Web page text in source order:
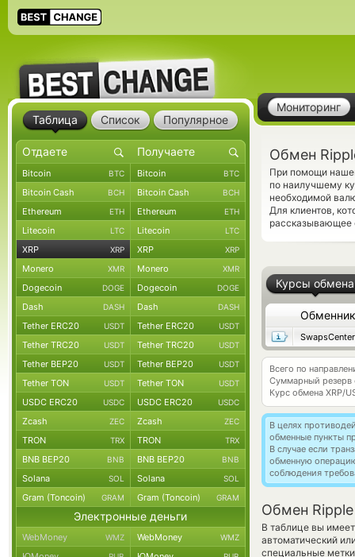
Мониторинг
Обмен
При помощи
по наилучшему
необходимой
Для клиентов,
рассказывающее
Курсы обмена
Обменник
SwapsCenter
Всего по
Суммарный резерв
Курс обмена XRP/
В целях
обменные пункты
В случае если
обменную
соблюдения
Обмен Ripple
В таблице вы
автоматический
специальные
Таблица Список Популярное
Bitcoin BTC Bitcoin BTC
Bitcoin Cash BCH Bitcoin Cash BCH
Ethereum ETH Ethereum ETH
Litecoin LTC Litecoin LTC
XRP XRP XRP XRP
Monero XMR Monero XMR
Dogecoin DOGE Dogecoin DOGE
Dash DASH Dash DASH
Tether ERC20 USDT Tether ERC20 USDT
Tether TRC20 USDT Tether TRC20 USDT
Tether BEP20 USDT Tether BEP20 USDT
Tether TON USDT Tether TON USDT
USDC ERC20 USDC USDC ERC20 USDC
Zcash ZEC Zcash ZEC
TRON TRX TRON TRX
BNB BEP20 BNB BNB BEP20 BNB
Solana SOL Solana SOL
Gram (Toncoin) GRAM Gram (Toncoin) GRAM
Электронные деньги
WebMoney WMZ WebMoney WMZ